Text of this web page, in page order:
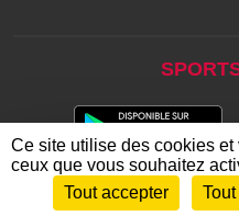
Envie de participer ?
Ce site utilise des cookies
ceux que vous souhaitez
Tout accepter